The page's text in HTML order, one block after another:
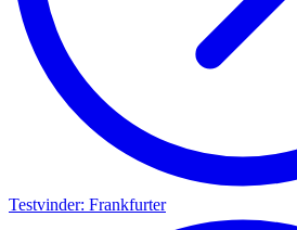
Testvinder: Frankfurter